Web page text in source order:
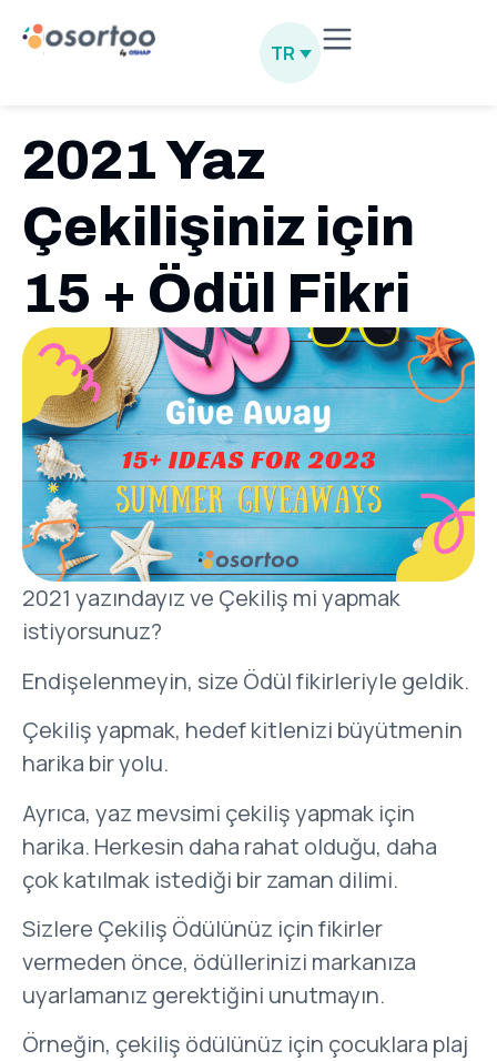
TR
2021 Yaz
Çekilişiniz için
15 + Ödül Fikri
2021 yazındayız ve Çekiliş mi yapmak
istiyorsunuz?
Endişelenmeyin, size Ödül fikirleriyle geldik.
Çekiliş yapmak, hedef kitlenizi büyütmenin
harika bir yolu.
Ayrıca, yaz mevsimi çekiliş yapmak için
harika. Herkesin daha rahat olduğu, daha
çok katılmak istediği bir zaman dilimi.
Sizlere Çekiliş Ödülünüz için fikirler
vermeden önce, ödüllerinizi markanıza
uyarlamanız gerektiğini unutmayın.
Örneğin, çekiliş ödülünüz için çocuklara plaj